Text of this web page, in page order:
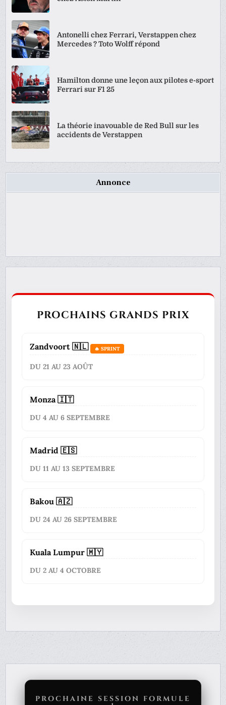
Antonelli chez Ferrari, Verstappen chez
Mercedes ? Toto Wolff répond
Hamilton donne une leçon aux pilotes e-sport
Ferrari sur F1 25
La théorie inavouable de Red Bull sur les
accidents de Verstappen
Annonce
PROCHAINS GRANDS PRIX
Zandvoort 🇳🇱 🔥 SPRINT
DU 21 AU 23 AOÛT
Monza 🇮🇹
DU 4 AU 6 SEPTEMBRE
Madrid 🇪🇸
DU 11 AU 13 SEPTEMBRE
Bakou 🇦🇿
DU 24 AU 26 SEPTEMBRE
Kuala Lumpur 🇲🇾
DU 2 AU 4 OCTOBRE
PROCHAINE SESSION FORMULE